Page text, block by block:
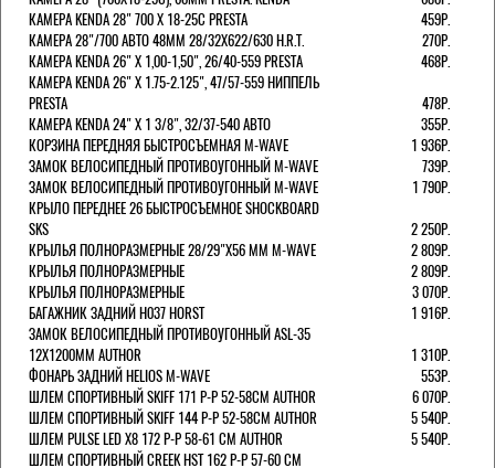
КАМЕРА KENDA 28" 700 Х 18-25С PRESTA
459Р.
КАМЕРА 28"/700 АВТО 48ММ 28/32Х622/630 H.R.T.
270Р.
КАМЕРА KENDA 26" Х 1,00-1,50", 26/40-559 PRESTA
468Р.
КАМЕРА KENDA 26" Х 1.75-2.125", 47/57-559 НИППЕЛЬ
PRESTA
478Р.
КАМЕРА KENDA 24" Х 1 3/8", 32/37-540 АВТО
355Р.
КОРЗИНА ПЕРЕДНЯЯ БЫСТРОСЪЕМНАЯ M-WAVE
1 936Р.
ЗАМОК ВЕЛОСИПЕДНЫЙ ПРОТИВОУГОННЫЙ M-WAVE
739Р.
ЗАМОК ВЕЛОСИПЕДНЫЙ ПРОТИВОУГОННЫЙ M-WAVE
1 790Р.
КРЫЛО ПЕРЕДНЕЕ 26 БЫСТРОСЪЕМНОЕ SHOCKBOARD
SKS
2 250Р.
КРЫЛЬЯ ПОЛНОРАЗМЕРНЫЕ 28/29"Х56 ММ M-WAVE
2 809Р.
КРЫЛЬЯ ПОЛНОРАЗМЕРНЫЕ
2 809Р.
КРЫЛЬЯ ПОЛНОРАЗМЕРНЫЕ
3 070Р.
БАГАЖНИК ЗАДНИЙ H037 HORST
1 916Р.
ЗАМОК ВЕЛОСИПЕДНЫЙ ПРОТИВОУГОННЫЙ ASL-35
12Х1200ММ AUTHOR
1 310Р.
ФОНАРЬ ЗАДНИЙ HELIOS M-WAVE
553Р.
ШЛЕМ СПОРТИВНЫЙ SKIFF 171 Р-Р 52-58СМ AUTHOR
6 070Р.
ШЛЕМ СПОРТИВНЫЙ SKIFF 144 Р-Р 52-58СМ AUTHOR
5 540Р.
ШЛЕМ PULSE LED X8 172 Р-Р 58-61 СМ AUTHOR
5 540Р.
ШЛЕМ СПОРТИВНЫЙ CREEK HST 162 Р-Р 57-60 СМ